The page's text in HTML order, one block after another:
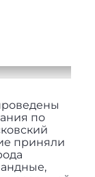
по
приняли